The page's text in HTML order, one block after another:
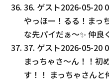
36. ゲスト2026-05-20
やっほー！るる！まっ
な先パイだぁ～✨️ 仲良
37. ゲスト2026-05-20
まっちゃさ〜ん！！
す！！ まっちゃさんと